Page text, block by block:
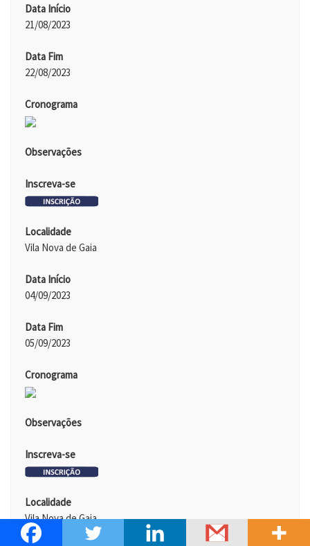
Data Início
21/08/2023
Data Fim
22/08/2023
Cronograma
Observações
Inscreva-se
Localidade
Vila Nova de Gaia
Data Início
04/09/2023
Data Fim
05/09/2023
Cronograma
Observações
Inscreva-se
Localidade
Vila Nova de Gaia